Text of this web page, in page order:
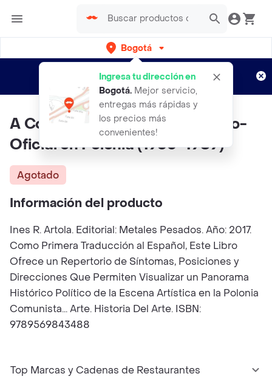
Bogotá
Ingresa tu dirección en
Bogotá. Mejor servicio,
entregas más rápidas y
los precios más
convenientes!
envíos gratis por semanas
Aplican TyC
A Contrapelo. Textos de Arte No-
Oficial en Polonia (1960-1989)
Agotado
Información del producto
Ines R. Artola. Editorial: Metales Pesados. Año: 2017.
Como Primera Traducción al Español, Este Libro
Ofrece un Repertorio de Síntomas, Posiciones y
Direcciones Que Permiten Visualizar un Panorama
Histórico Político de la Escena Artística en la Polonia
Comunista... Arte. Historia Del Arte. ISBN:
9789569843488
Top Marcas y Cadenas de Restaurantes